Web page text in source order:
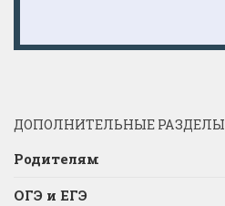
ДОПОЛНИТЕЛЬНЫЕ РАЗДЕЛЫ
Родителям
ОГЭ и ЕГЭ